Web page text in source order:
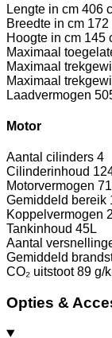
Lengte in cm 406
Breedte in cm 172
Hoogte in cm 145
Maximaal
Maximaal
Maximaal
Laadvermogen
Motor
Aantal cilinders 4
Cilinderinhoud
Motorvermogen
Gemiddeld bereik
Koppelvermogen
Tankinhoud 45L
Aantal
Gemiddeld
CO₂ uitstoot 89 g/
Opties &